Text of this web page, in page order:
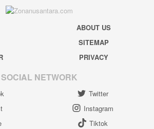
ABOUT US
SITEMAP
PRIVACY
SOCIAL NETWORK
Twitter
Instagram
Tiktok